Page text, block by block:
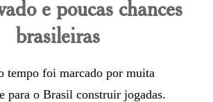
e poucas chances
brasileiras
tempo foi marcado por muita
para o Brasil construir jogadas.